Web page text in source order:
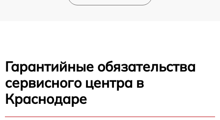
Гарантийные обязательства
сервисного центра в
Краснодаре